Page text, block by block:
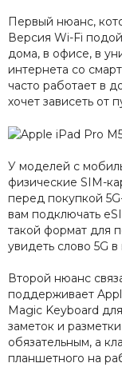
Первый нюанс,
Версия Wi-Fi
дома, в офисе, в
интернета со
часто работает в
хочет зависеть от
У моделей с
физические SIM-
перед покупкой
вам подключать
такой формат для
увидеть слово 5G в
Второй нюанс
поддерживает
Magic Keyboard
заметок и
обязательным, а
планшетного на